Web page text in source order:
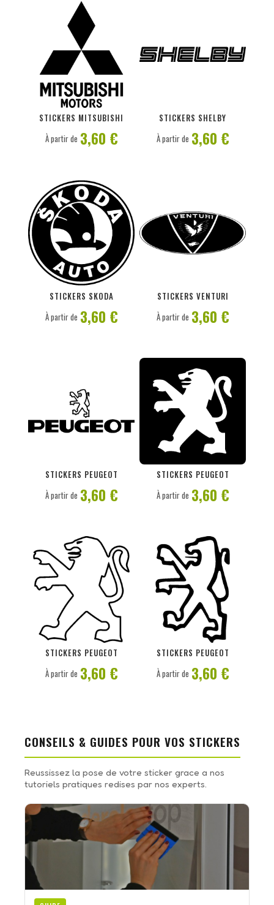
STICKERS MITSUBISHI
PERSONNALISER
À partir de 3,60 €
STICKERS SHELBY
À partir de 3,60 €
STICKERS SKODA
PERSONNALISER
À partir de 3,60 €
STICKERS VENTURI
À partir de 3,60 €
STICKERS PEUGEOT
À partir de 3,60 €
STICKERS PEUGEOT
PERSONNALISER
À partir de 3,60 €
STICKERS PEUGEOT
PERSONNALISER
À partir de 3,60 €
STICKERS PEUGEOT
PERSONNALISER
À partir de 3,60 €
CONSEILS & GUIDES POUR VOS STICKERS
Reussissez la pose de votre sticker grace a nos
tutoriels pratiques redises par nos experts.